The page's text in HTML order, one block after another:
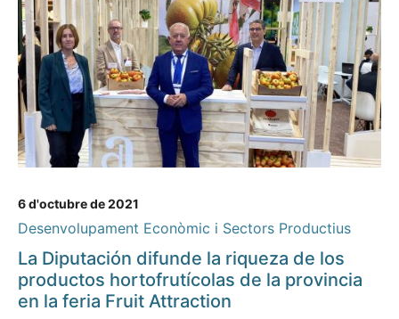
6 d'octubre de 2021
Desenvolupament Econòmic i Sectors Productius
La Diputación difunde la riqueza de los
productos hortofrutícolas de la provincia
en la feria Fruit Attraction